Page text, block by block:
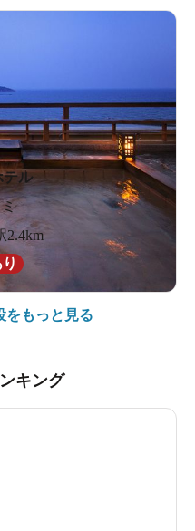
テル
2.4km
をもっと見る
キング